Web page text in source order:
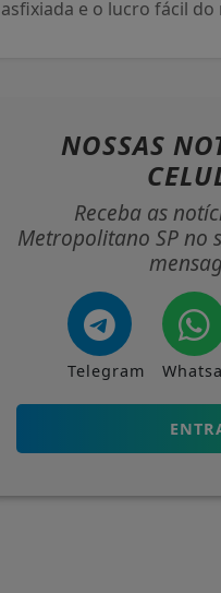
asfixiada e o lucro fácil do
NOSSAS
Receba as
Metropolitano SP no
Telegram